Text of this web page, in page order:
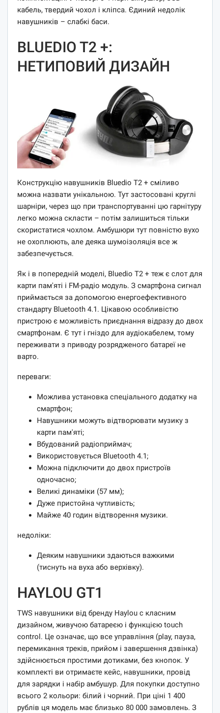
кабель, твердий чохол і кліпса. Єдиний недолік
навушників – слабкі баси.
BLUEDIO T2 +:
НЕТИПОВИЙ ДИЗАЙН
Конструкцію навушників Bluedio T2 + сміливо
можна назвати унікальною. Тут застосовані круглі
шарніри, через що при транспортуванні цю гарнітуру
легко можна скласти – потім залишиться тільки
скористатися чохлом. Амбушюри тут повністю вухо
не охоплюють, але деяка шумоізоляція все ж
забезпечується.
Як і в попередній моделі, Bluedio T2 + теж є слот для
карти пам'яті і FM-радіо модуль. З смартфона сигнал
приймається за допомогою енергоефективного
стандарту Bluetooth 4.1. Цікавою особливістю
пристрою є можливість приєднання відразу до двох
смартфонам. Є тут і гніздо для аудіокабелем, тому
переживати з приводу розрядженого батареї не
варто.
переваги:
Можлива установка спеціального додатку на
смартфон;
Навушники можуть відтворювати музику з
карти пам'яті;
Вбудований радіоприймач;
Використовується Bluetooth 4.1;
Можна підключити до двох пристроїв
одночасно;
Великі динаміки (57 мм);
Дуже пристойна чутливість;
Майже 40 годин відтворення музики.
недоліки:
Деяким навушники здаються важкими
(тиснуть на вуха або верхівку).
HAYLOU GT1
TWS навушники від бренду Haylou c класним
дизайном, живучою батареєю і функцією touch
control. Це означає, що все управління (play, пауза,
перемикання треків, прийом і завершення дзвінка)
здійснюється простими дотиками, без кнопок. У
комплекті ви отримаєте кейс, навушники, провід
для зарядки і набір амбушур. Для покупки доступно
всього 2 кольори: білий і чорний. При ціні 1 400
рублів ця модель має близько 80 000 замовлень. З